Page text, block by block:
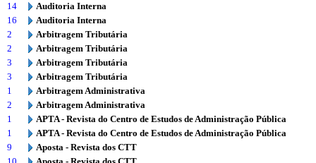
14
Auditoria Interna
16
Auditoria Interna
2
Arbitragem Tributária
2
Arbitragem Tributária
3
Arbitragem Tributária
3
Arbitragem Tributária
1
Arbitragem Administrativa
2
Arbitragem Administrativa
1
APTA - Revista do Centro de Estudos de Administração Pública
1
APTA - Revista do Centro de Estudos de Administração Pública
9
Aposta - Revista dos CTT